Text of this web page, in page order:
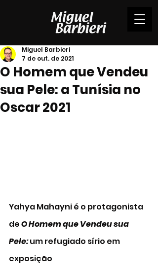
O Homem que Vendeu
sua Pele: a Tunísia no
Oscar 2021
Miguel Barbieri
7 de out. de 2021
Yahya Mahayni é o protagonista
de O Homem que Vendeu sua
Pele: um refugiado sírio em
exposição